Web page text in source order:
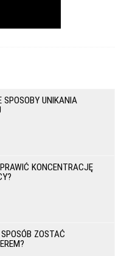
SPOSOBY UNIKANIA
KONCENTRACJĘ
ZOSTAĆ